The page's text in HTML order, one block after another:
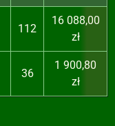
112
16 088,00
zł
36
1 900,80
zł